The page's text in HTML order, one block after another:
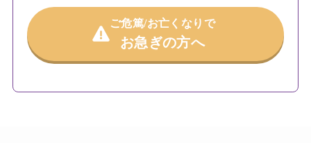
ご危篤/お亡くなりで
お急ぎの方へ